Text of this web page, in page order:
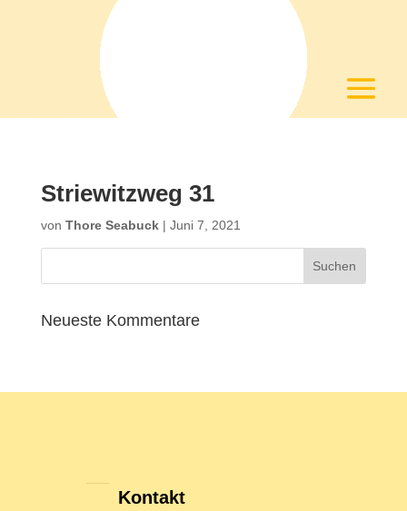
Striewitzweg 31
von Thore Seabuck| Juni 7, 2021
Neueste Kommentare
Kontakt